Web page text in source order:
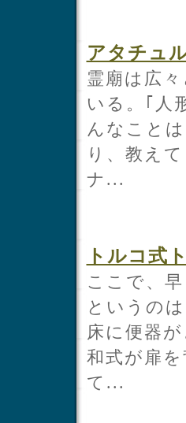
アタチュ
霊廟は広
いる。｢人
んなこと
り、教え
ナ...
トルコ式
ここで、
というの
床に便器
和式が扉
て...